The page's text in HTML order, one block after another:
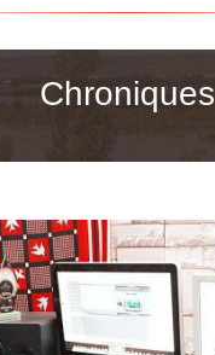
Chroniques